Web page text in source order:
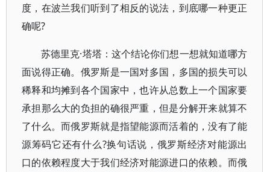
度，在波兰我们听到了相反的说法，到底哪一种更正
确呢?
苏德里克·塔塔：这个结论你们想一想就知道哪方
面说得正确。俄罗斯是一国对多国，多国的损失可以
稀释和均摊到各个国家中，也许从总数上一个国家要
承担那么大的负担的确很严重，但是分解开来就算不
了什么。而俄罗斯就是指望能源而活着的，没有了能
源筹码它还有什么?换句话说，俄罗斯经济对能源出
口的依赖程度大于我们经济对能源进口的依赖。而俄